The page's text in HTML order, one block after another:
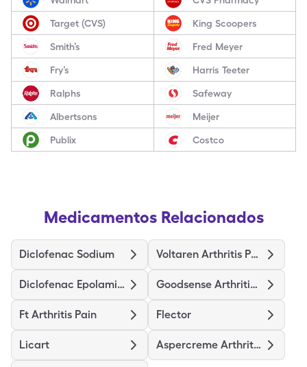
Target (CVS) King Scoopers
Smith’s Fred Meyer
Fry’s Harris Teeter
Ralphs Safeway
Albertsons Meijer
Publix Costco
Medicamentos Relacionados
Diclofenac Sodium Voltaren Arthritis Pain
Diclofenac Epolamine Goodsense Arthritis Pain
Ft Arthritis Pain Flector
Licart Aspercreme Arthritis Pain